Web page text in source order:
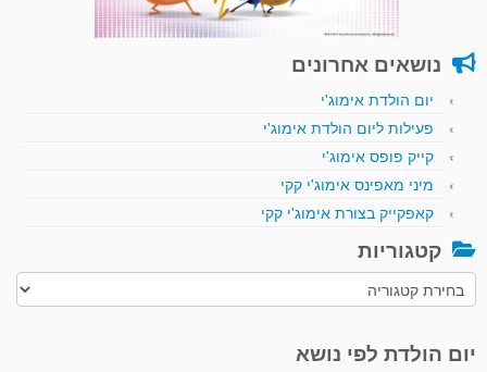
נושאים אחרונים
יום הולדת אימוג'י
פעילות ליום הולדת אימוג'י
קייק פופס אימוג'י
מיני מאפינס אימוג'י קקי
קאפקייק בצורת אימוג'י קקי
קטגוריות
קטגוריות
יום הולדת לפי נושא